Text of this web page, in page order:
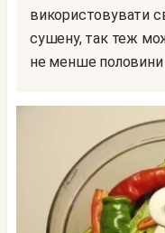
використовувати
сушену, так теж
не менше половини